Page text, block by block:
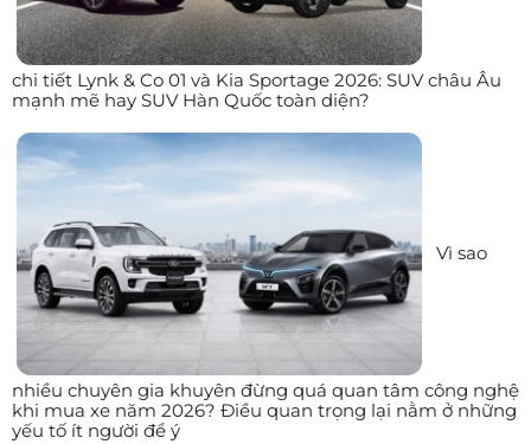
chi tiết Lynk & Co 01 và Kia Sportage 2026: SUV châu Âu
mạnh mẽ hay SUV Hàn Quốc toàn diện?
Vì sao
nhiều chuyên gia khuyên đừng quá quan tâm công nghệ
khi mua xe năm 2026? Điều quan trọng lại nằm ở những
yếu tố ít người để ý